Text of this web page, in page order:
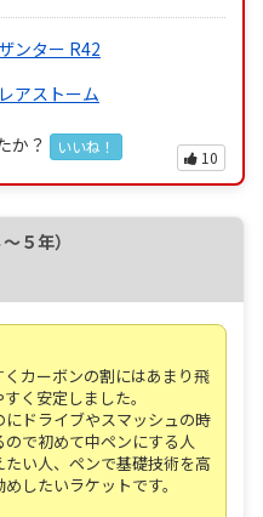
ンター R42
アストーム
か？ いいね！
10
５年）
カーボンの割にはあまり飛
く安定しました。
ドライブやスマッシュの時
で初めて中ペンにする人
い人、ペンで基礎技術を高
したいラケットです。